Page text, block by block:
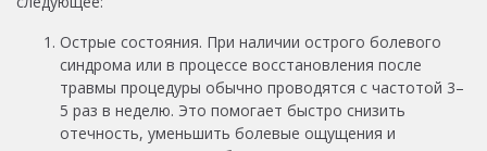
Острые состояния. При наличии острого болевого
синдрома или в процессе восстановления после
травмы процедуры обычно проводятся с частотой 3–
5 раз в неделю. Это помогает быстро снизить
отечность, уменьшить болевые ощущения и